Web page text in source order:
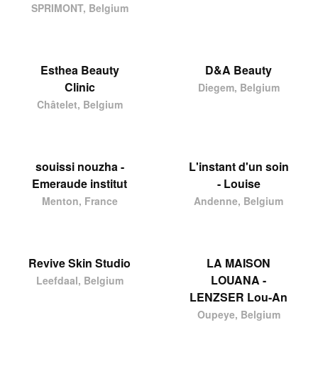
SPRIMONT, Belgium
Esthea Beauty
Clinic
Châtelet, Belgium
D&A Beauty
Diegem, Belgium
souissi nouzha -
Emeraude institut
Menton, France
L'instant d'un soin
- Louise
Andenne, Belgium
Revive Skin Studio
Leefdaal, Belgium
LA MAISON
LOUANA -
LENZSER Lou-An
Oupeye, Belgium